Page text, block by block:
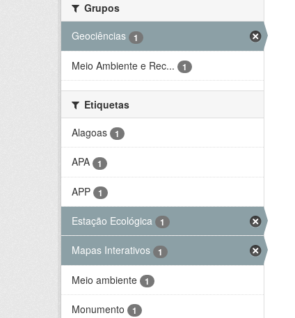
Grupos
Geociências
1
Meio Ambiente e Rec... 1
Etiquetas
Alagoas
1
APA 1
APP 1
Estação Ecológica 1
Mapas Interativos 1
Meio ambiente 1
Monumento 1